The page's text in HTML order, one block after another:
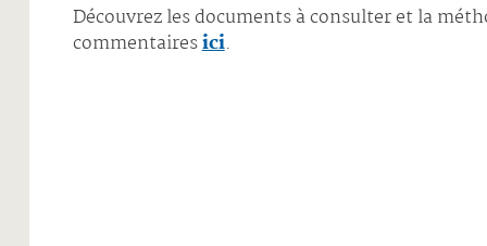
Découvrez les documents à consulter et la
commentairesici.